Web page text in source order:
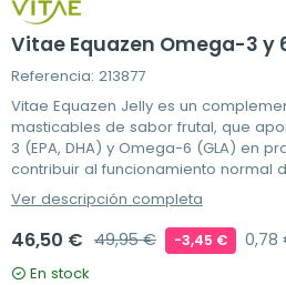
Vitae Equazen Omega-3 y
Referencia: 213877
Vitae Equazen Jelly es un
masticables de sabor frutal, que
3 (EPA, DHA) y Omega-6 (GLA) en
contribuir al funcionamiento normal
Ver descripción completa
46,50 € 49,95 € -3,45 € 0,78
En stock